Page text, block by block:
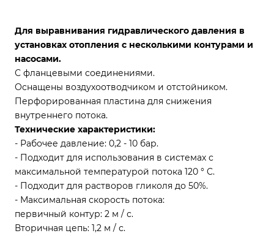
Для выравнивания гидравлического давления в
установках отопления с несколькими контурами и
насосами.
С фланцевыми соединениями.
Оснащены воздухоотводчиком и отстойником.
Перфорированная пластина для снижения
внутреннего потока.
Технические характеристики:
- Рабочее давление: 0,2 - 10 бар.
- Подходит для использования в системах с
максимальной температурой потока 120 ° C.
- Подходит для растворов гликоля до 50%.
- Максимальная скорость потока:
первичный контур: 2 м / с.
Вторичная цепь: 1,2 м / с.